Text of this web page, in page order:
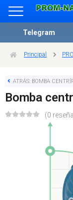
Telegram
Principal
ATRÁS: BOMBA
Bomba
(0